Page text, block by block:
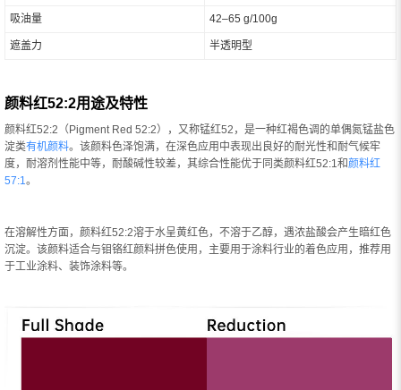
吸油量 42–65 g/100g
遮盖力 半透明型
颜料红52:2用途及特性
颜料红52:2（Pigment Red 52:2），又称锰红52，是一种红褐色调的单偶氮锰盐色
淀类有机颜料。该颜料色泽饱满，在深色应用中表现出良好的耐光性和耐气候牢
度，耐溶剂性能中等，耐酸碱性较差，其综合性能优于同类颜料红52:1和颜料红
57:1。
在溶解性方面，颜料红52:2溶于水呈黄红色，不溶于乙醇，遇浓盐酸会产生暗红色
沉淀。该颜料适合与钼铬红颜料拼色使用，主要用于涂料行业的着色应用，推荐用
于工业涂料、装饰涂料等。